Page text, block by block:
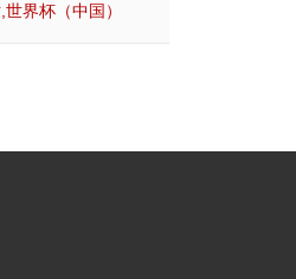
界杯（中国）